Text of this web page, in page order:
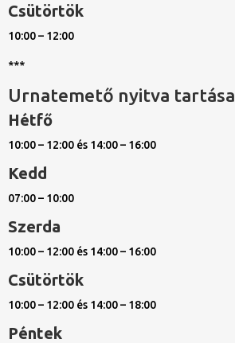
Csütörtök
10:00 – 12:00
***
Urnatemető nyitva tartása
Hétfő
10:00 – 12:00 és 14:00 – 16:00
Kedd
07:00 – 10:00
Szerda
10:00 – 12:00 és 14:00 – 16:00
Csütörtök
10:00 – 12:00 és 14:00 – 18:00
Péntek